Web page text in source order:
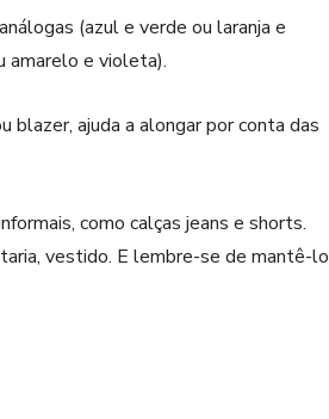
(azul e verde ou laranja e
amarelo e violeta).
blazer, ajuda a alongar por conta das
como calças jeans e shorts.
vestido. E lembre-se de mantê-lo